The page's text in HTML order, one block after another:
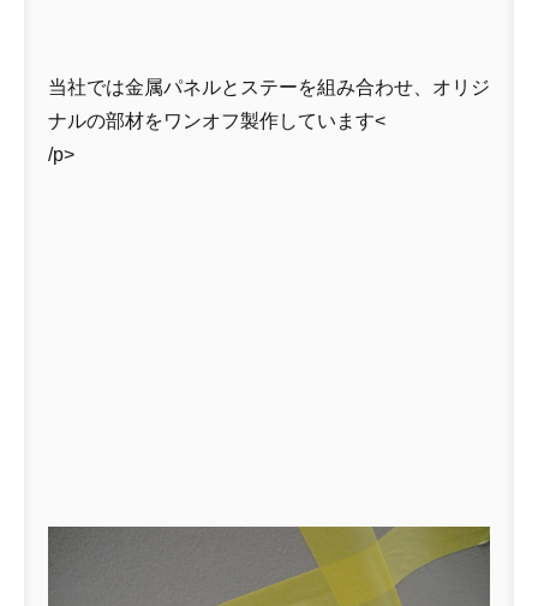
当社では金属パネルとステーを組み合わせ、オリジ
ナルの部材をワンオフ製作しています<
/p>